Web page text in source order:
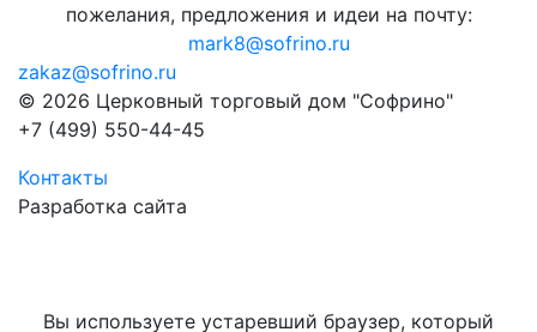
пожелания, предложения и идеи на почту:
mark8@sofrino.ru
zakaz@sofrino.ru
© 2026 Церковный торговый дом "Софрино"
+7 (499) 550-44-45
Контакты
Разработка сайта
Вы используете устаревший браузер, который